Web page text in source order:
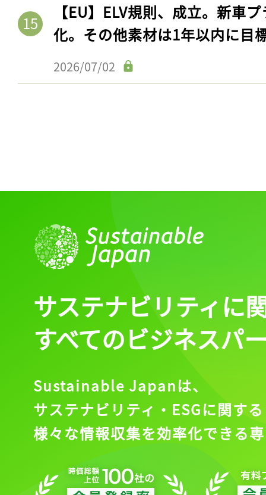
【EU】ELV規則、成立。新車
化。その他素材は1年以内に目
2026/07/02
サステナビリティに
すべてのビジネスパ
Sustainable Japanは、
サステナビリティ・ESGに関する
様々な情報収集を効率化できる